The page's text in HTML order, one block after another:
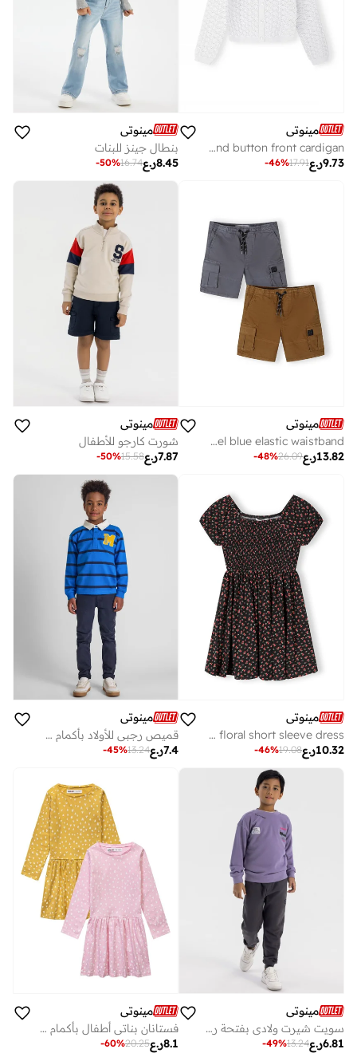
مينوتي
Girls white viscose blend button front cardigan
ر.ع9.73
17.91
-46%
مينوتي
بنطال جينز للبنات
ر.ع8.45
16.74
-50%
مينوتي
Boys woven combat shorts camel blue elastic waistband
ر.ع13.82
26.09
-48%
مينوتي
شورت كارجو للأطفال
ر.ع7.87
15.58
-50%
مينوتي
Girls black floral short sleeve dress
ر.ع10.32
19.08
-46%
مينوتي
قميص رجبي للأولاد بأكمام طويلة وتطريز على الصدر
ر.ع7.4
13.24
-45%
مينوتي
سويت شيرت ولادي بفتحة رأس مستديرة وطبعة
ر.ع6.81
13.24
-49%
مينوتي
فستانان بناتي أطفال بأكمام طويلة ونقش مطبوع بالكامل
ر.ع8.1
20.25
-60%